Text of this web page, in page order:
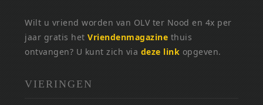
Wilt u vriend worden van OLV ter Nood en 4x per
jaar gratis hetVriendenmagazine thuis
ontvangen? U kunt zich via deze link opgeven.
VIERINGEN